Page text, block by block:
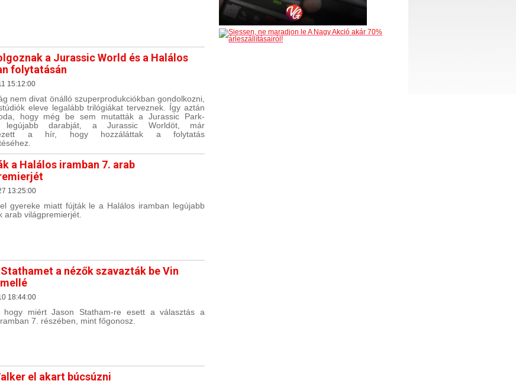
a Jurassic World és a Halálos
folytatásán
15:12:00
nem divat önálló szuperprodukciókban gondolkozni,
eleve legalább trilógiákat terveznek. Így aztán
hogy még be sem mutatták a Jurassic Park-
legújabb darabját, a Jurassic Worldöt, már
a hír, hogy hozzáláttak a folytatás
a Halálos iramban 7. arab
13:25:00
gyereke miatt fújták le a Halálos iramban legújabb
arab világpremierjét.
a nézők szavazták be Vin
18:44:00
hogy miért Jason Statham-re esett a választás a
7. részében, mint főgonosz.
el akart búcsúzni